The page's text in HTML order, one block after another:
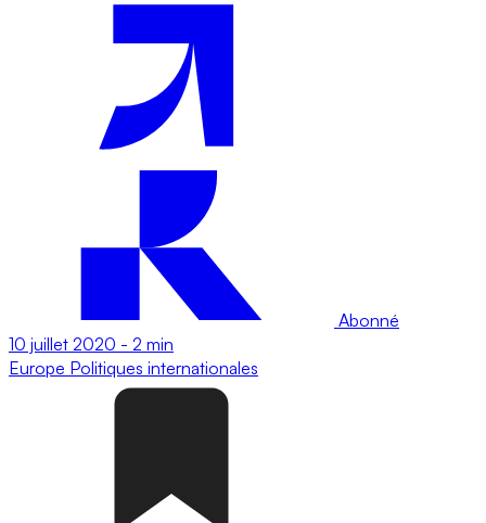
Abonné
10 juillet 2020 - 2 min
Europe Politiques internationales